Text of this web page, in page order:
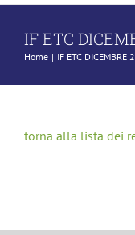
IF ETC
Home IF ETC DICEMBRE
torna alla lista dei